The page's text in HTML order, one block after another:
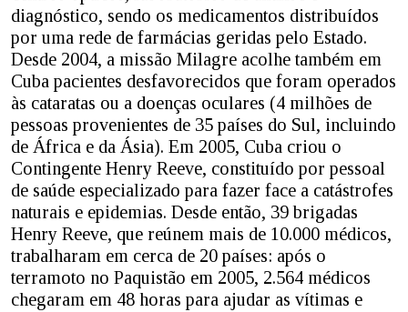
diagnóstico, sendo os medicamentos distribuídos
por uma rede de farmácias geridas pelo Estado.
Desde 2004, a missão Milagre acolhe também em
Cuba pacientes desfavorecidos que foram operados
às cataratas ou a doenças oculares (4 milhões de
pessoas provenientes de 35 países do Sul, incluindo
de África e da Ásia). Em 2005, Cuba criou o
Contingente Henry Reeve, constituído por pessoal
de saúde especializado para fazer face a catástrofes
naturais e epidemias. Desde então, 39 brigadas
Henry Reeve, que reúnem mais de 10.000 médicos,
trabalharam em cerca de 20 países: após o
terramoto no Paquistão em 2005, 2.564 médicos
chegaram em 48 horas para ajudar as vítimas e